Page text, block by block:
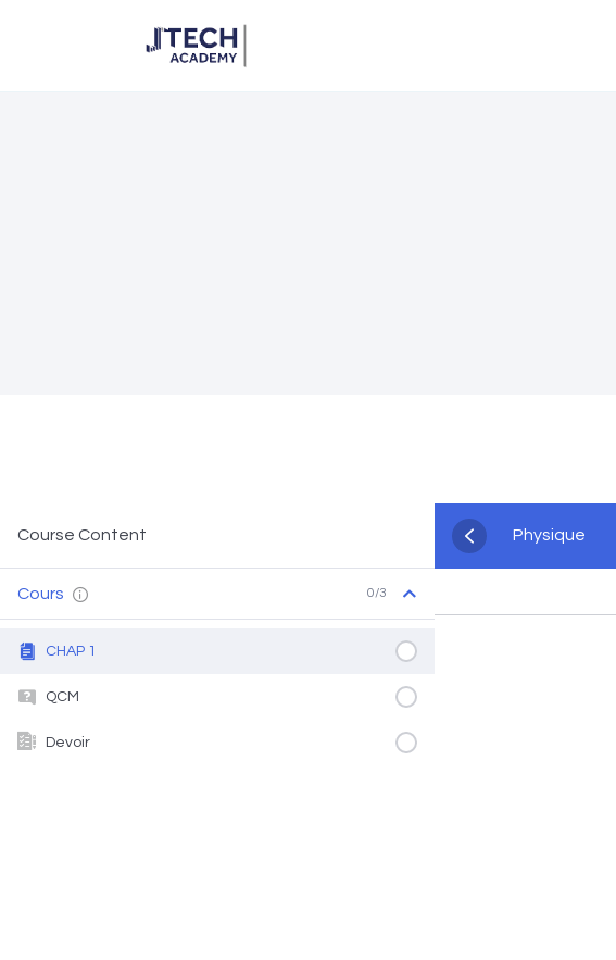
Course Content
Cours 0/3
CHAP 1
QCM
Devoir
Physique